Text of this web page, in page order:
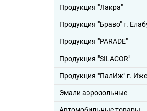
Продукция "Лакра"
Продукция "Браво" г.
Продукция "PARADE"
Продукция "SILACOR"
Продукция "ПалИж" г.
Эмали аэрозольные